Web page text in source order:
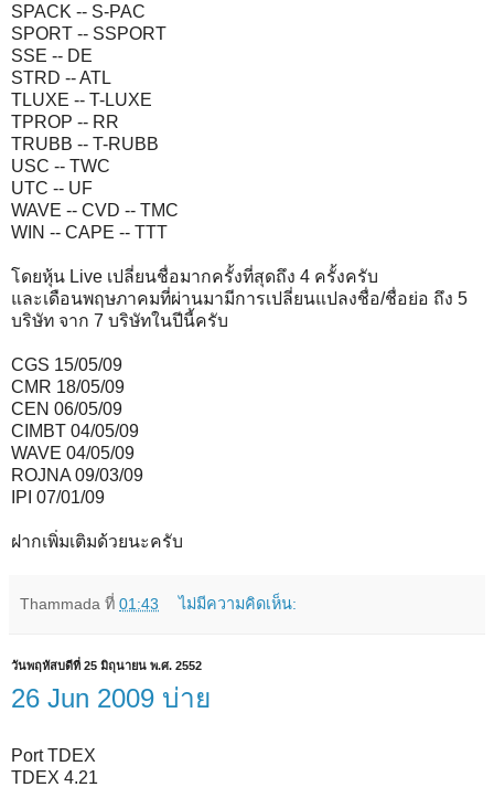
SPACK -- S-PAC
SPORT -- SSPORT
SSE -- DE
STRD -- ATL
TLUXE -- T-LUXE
TPROP -- RR
TRUBB -- T-RUBB
USC -- TWC
UTC -- UF
WAVE -- CVD -- TMC
WIN -- CAPE -- TTT
โดยหุ้น Live เปลี่ยนชื่อมากครั้งที่สุดถึง 4 ครั้งครับ
และเดือนพฤษภาคมที่ผ่านมามีการเปลี่ยนแปลงชื่อ/ชื่อย่อ ถึง 5
บริษัท จาก 7 บริษัทในปีนี้ครับ
CGS 15/05/09
CMR 18/05/09
CEN 06/05/09
CIMBT 04/05/09
WAVE 04/05/09
ROJNA 09/03/09
IPI 07/01/09
ฝากเพิ่มเติมด้วยนะครับ
Thammada ที่ 01:43 ไม่มีความคิดเห็น:
วันพฤหัสบดีที่ 25 มิถุนายน พ.ศ. 2552
26 Jun 2009 บ่าย
Port TDEX
TDEX 4.21